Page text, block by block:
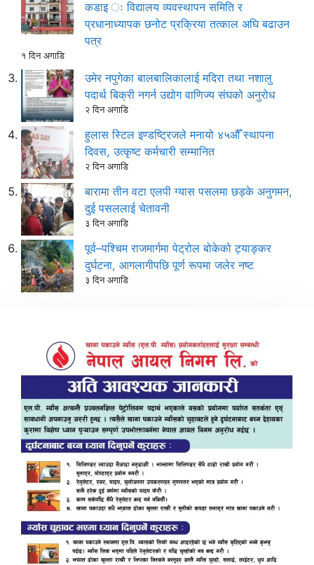
कडाइ ः विद्यालय व्यवस्थापन समिति र
प्रधानाध्यापक छनोट प्रक्रिया तत्काल अघि बढाउन
पत्र
१ दिन अगाडि
उमेर नपुगेका बालबालिकालाई मदिरा तथा नशालु
पदार्थ बिक्री नगर्न उद्योग वाणिज्य संघको अनुरोध
२ दिन अगाडि
हुलास स्टिल इण्डष्ट्रिजले मनायो ४५औँ स्थापना
दिवस, उत्कृष्ट कर्मचारी सम्मानित
२ दिन अगाडि
बारामा तीन वटा एलपी ग्यास पसलमा छड्के अनुगमन,
दुई पसललाई चेतावनी
३ दिन अगाडि
पूर्व–पश्चिम राजमार्गमा पेट्रोल बोकेको ट्याङ्कर
दुर्घटना, आगलागीपछि पूर्ण रूपमा जलेर नष्ट
३ दिन अगाडि